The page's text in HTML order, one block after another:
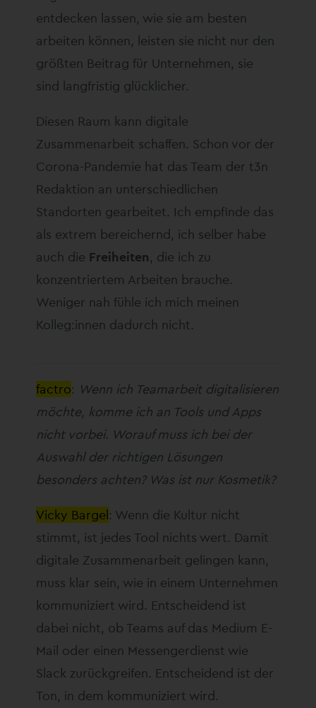
entdecken lassen, wie sie am besten
arbeiten können, leisten sie nicht nur den
größten Beitrag für Unternehmen, sie
sind langfristig glücklicher.
Diesen Raum kann digitale
Zusammenarbeit schaffen. Schon vor der
Corona-Pandemie hat das Team der t3n
Redaktion an unterschiedlichen
Standorten gearbeitet. Ich empfinde das
als extrem bereichernd, ich selber habe
auch die Freiheiten, die ich zu
konzentriertem Arbeiten brauche.
Weniger nah fühle ich mich meinen
Kolleg:innen dadurch nicht.
factro: Wenn ich Teamarbeit digitalisieren
möchte, komme ich an Tools und Apps
nicht vorbei. Worauf muss ich bei der
Auswahl der richtigen Lösungen
besonders achten? Was ist nur Kosmetik?
Vicky Bargel: Wenn die Kultur nicht
stimmt, ist jedes Tool nichts wert. Damit
digitale Zusammenarbeit gelingen kann,
muss klar sein, wie in einem Unternehmen
kommuniziert wird. Entscheidend ist
dabei nicht, ob Teams auf das Medium E-
Mail oder einen Messengerdienst wie
Slack zurückgreifen. Entscheidend ist der
Ton, in dem kommuniziert wird.